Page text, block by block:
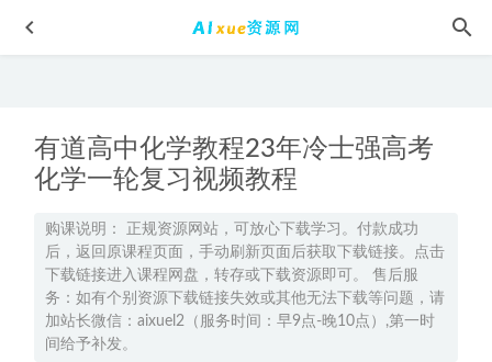
有道高中化学教程23年冷士强高考
化学一轮复习视频教程
购课说明： 正规资源网站，可放心下载学习。付款成功
后，返回原课程页面，手动刷新页面后获取下载链接。点击
下载链接进入课程网盘，转存或下载资源即可。 售后服
务：如有个别资源下载链接失效或其他无法下载等问题，请
加站长微信：aixuel2（服务时间：早9点-晚10点）,第一时
间给予补发。
有道2025刘雯韬高二语文上学期暑假班网课教程 2024-07-10
橘子老师AE教程超级合辑,15 GB 课程百度网盘打包下载,AE教
学课程/快速提升AE设计技术 2021-05-10
2026年吴贤峰高三数学二轮复习寒假班【提升班】